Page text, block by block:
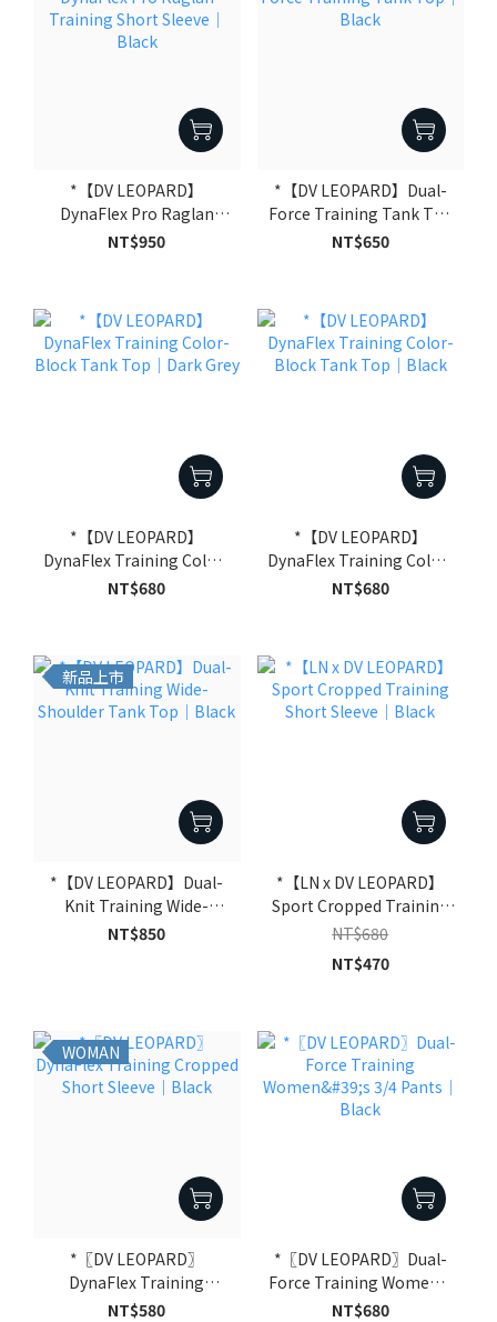
*【DV LEOPARD】
DynaFlex Pro Raglan
Training Short Sleeve｜
NT$950
*【DV LEOPARD】Dual-
Force Training Tank Top
｜Black
NT$650
*【DV LEOPARD】
DynaFlex Training Color-
Block Tank Top｜Dark
NT$680
*【DV LEOPARD】
DynaFlex Training Color-
Block Tank Top｜Black
NT$680
新品上市
*【DV LEOPARD】Dual-
Knit Training Wide-
Shoulder Tank Top｜
NT$850
*【LN x DV LEOPARD】
Sport Cropped Training
Short Sleeve｜Black
NT$680
NT$470
WOMAN
*〖DV LEOPARD〗
DynaFlex Training
Cropped Short Sleeve｜
NT$580
*〖DV LEOPARD〗Dual-
Force Training Women's
3/4 Pants｜Black
NT$680